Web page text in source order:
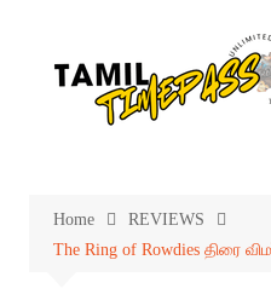
Home
REVIEWS
The Ring of Rowdies திரை